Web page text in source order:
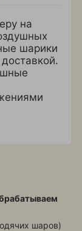
на
шарики
шаров)